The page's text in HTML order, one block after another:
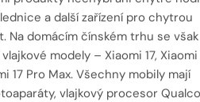
a další zařízení pro chytrou
Na domácím čínském trhu se však
modely – Xiaomi 17, Xiaomi
17 Pro Max. Všechny mobily mají
vlajkový procesor